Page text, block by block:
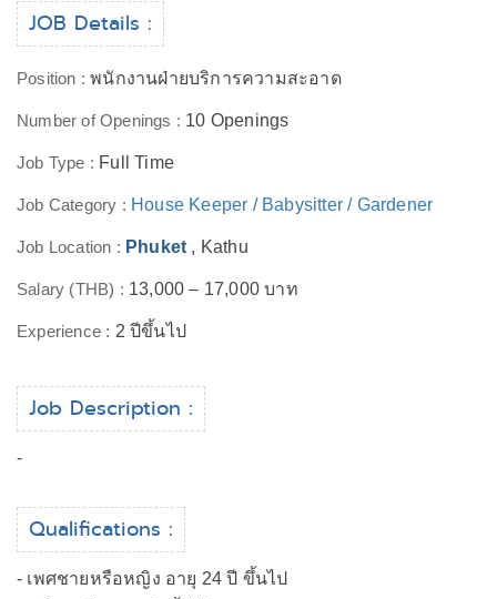
JOB Details :
Position :พนักงานฝ่ายบริการความสะอาด
Number of Openings : 10 Openings
Job Type : Full Time
Job Category : House Keeper / Babysitter / Gardener
Job Location : Phuket , Kathu
Salary (THB) : 13,000 – 17,000 บาท
Experience : 2 ปีขึ้นไป
Job Description :
-
Qualifications :
- เพศชายหรือหญิง อายุ 24 ปี ขึ้นไป